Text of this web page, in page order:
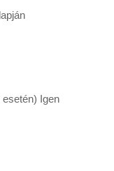
Igen